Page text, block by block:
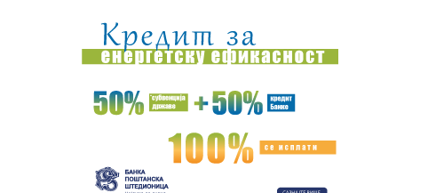
16:56:Sud naložio Meti da uplati 567 miliona dolara u fond za
mentalno...
16:55:Radulović: Ko je Miliću omogućio da godinu i po dana drži
oru...
EVROLIGAŠKI POVRATAK: Žalgiris ponovo doveo Kinana